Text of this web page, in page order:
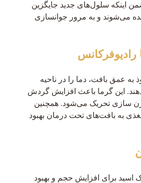
اینکه سلول‌های جدید جایگزین
می‌شوند و به مرور جوانسازی
رادیوفرکانس
به عمق بافت‌، دما را در ناحیه
این گرما باعث افزایش گردش
سازی تحریک می‌شود. همچنین
به بافت‌های تحت درمان بهبود
اسید برای افزایش حجم و بهبود